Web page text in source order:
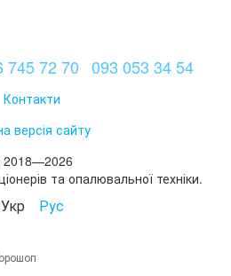
745 72 70 093 053 34 54
Контакти
версія сайту
та опалювальної техніки.
Укр Рус